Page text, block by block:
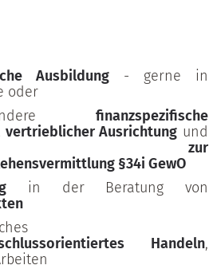
Ausbildung - gerne in
oder
finanzspezifische
vertrieblicher Ausrichtung und
zur
§34i GewO
in der Beratung von
Handeln,